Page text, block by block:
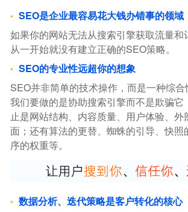
SEO是企业最容易花大钱办错事的领域
如果你的网站无法从搜索引擎获取流量和
从一开始就没有建立正确的SEO策略。
SEO的专业性远超你的想象
SEO并非简单的技术操作，而是一种综合
我们要做的是协助搜索引擎而不是欺骗它
止是网站结构、内容质量、用户体验、外
面；还有算法的更替、蜘蛛的引导、快照
序的权重等。
数据分析、迭代策略是客户转化的核心